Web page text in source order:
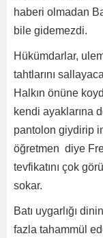
haberi olmadan
bile gidemezdi.
Hükümdarlar,
tahtlarını
Halkın önüne
kendi ayaklarına
pantolon giydirip
öğretmen diye
tevfikatını çok
sokar.
Batı uygarlığı
fazla tahammül